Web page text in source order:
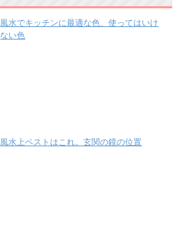
風水でキッチンに最適な色、使ってはいけ
ない色
風水上ベストはこれ。玄関の鏡の位置